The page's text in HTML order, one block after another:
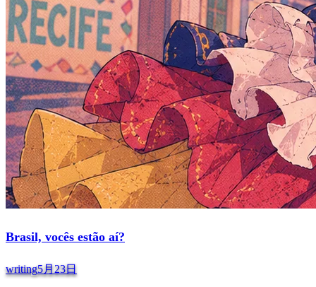
Brasil, vocês estão aí?
writing5月23日